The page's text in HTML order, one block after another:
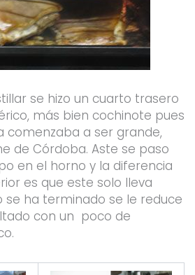
se hizo un cuarto trasero
más bien cochinote pues
comenzaba a ser grande,
de Córdoba. Aste se paso
en el horno y la diferencia
es que este solo lleva
se ha terminado se le reduce
con un poco de